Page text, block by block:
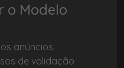
o Modelo
os anúncios
de validação